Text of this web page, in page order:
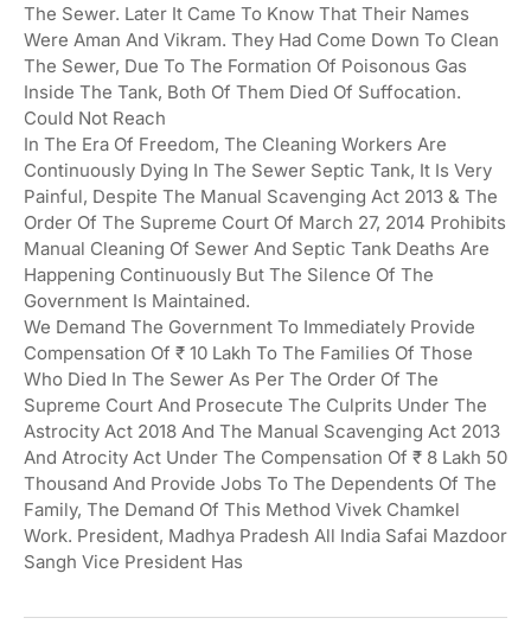
The Sewer. Later It Came To Know That Their Names
Were Aman And Vikram. They Had Come Down To Clean
The Sewer, Due To The Formation Of Poisonous Gas
Inside The Tank, Both Of Them Died Of Suffocation.
Could Not Reach
In The Era Of Freedom, The Cleaning Workers Are
Continuously Dying In The Sewer Septic Tank, It Is Very
Painful, Despite The Manual Scavenging Act 2013 & The
Order Of The Supreme Court Of March 27, 2014 Prohibits
Manual Cleaning Of Sewer And Septic Tank Deaths Are
Happening Continuously But The Silence Of The
Government Is Maintained.
We Demand The Government To Immediately Provide
Compensation Of ₹ 10 Lakh To The Families Of Those
Who Died In The Sewer As Per The Order Of The
Supreme Court And Prosecute The Culprits Under The
Astrocity Act 2018 And The Manual Scavenging Act 2013
And Atrocity Act Under The Compensation Of ₹ 8 Lakh 50
Thousand And Provide Jobs To The Dependents Of The
Family, The Demand Of This Method Vivek Chamkel
Work. President, Madhya Pradesh All India Safai Mazdoor
Sangh Vice President Has